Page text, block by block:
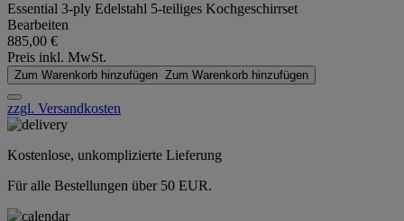
Essential 3-ply Edelstahl 5-teiliges Kochgeschirrset
Bearbeiten
885,00 €
Preis inkl. MwSt.
Zum Warenkorb hinzufügen Zum Warenkorb hinzufügen
zzgl. Versandkosten
Kostenlose, unkomplizierte Lieferung
Für alle Bestellungen über 50 EUR.